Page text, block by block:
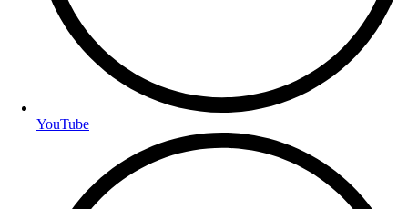
YouTube